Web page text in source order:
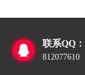

联系QQ：
812077610